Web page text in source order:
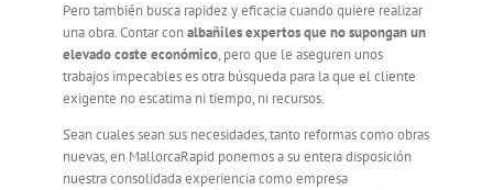
Blog
Trabaja con nosotros
Contacto
Pero también busca rapidez y eficacia cuando quiere realizar
una obra. Contar conalbañiles expertos que no supongan un
elevado coste económico, pero que le aseguren unos
trabajos impecables es otra búsqueda para la que el cliente
exigente no escatima ni tiempo, ni recursos.
Sean cuales sean sus necesidades, tanto reformas como obras
nuevas, en MallorcaRapid ponemos a su entera disposición
nuestra consolidada experiencia como empresa